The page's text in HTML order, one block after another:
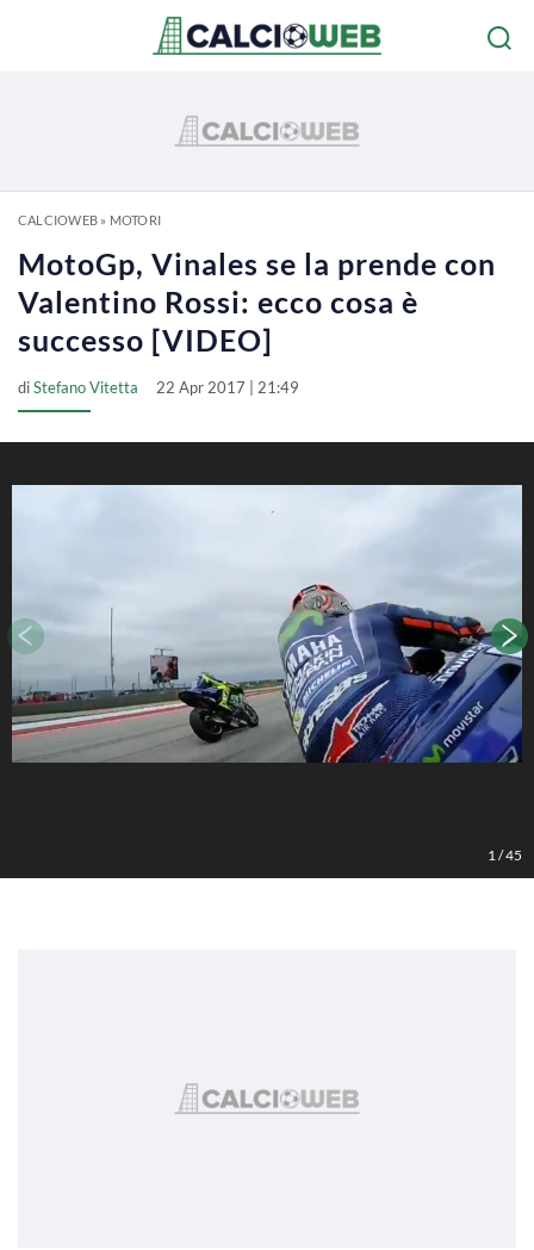
CALCIOWEB» MOTORI
MotoGp, Vinales se la prende con
Valentino Rossi: ecco cosa è
successo [VIDEO]
diStefano Vitetta 22 Apr 2017 | 21:49
1 /45